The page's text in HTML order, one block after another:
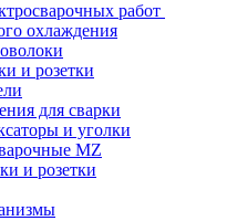
работ
охлаждения
и розетки
для сварки
и уголки
MZ
и розетки